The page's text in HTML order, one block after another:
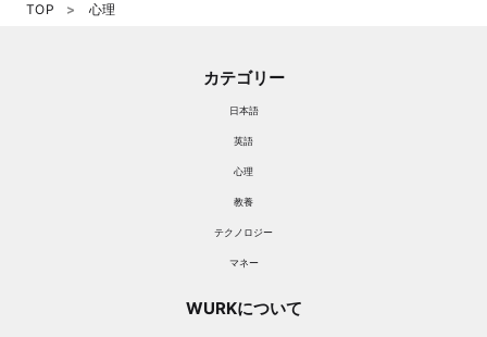
TOP 心理
カテゴリー
日本語
英語
心理
教養
テクノロジー
マネー
WURKについて